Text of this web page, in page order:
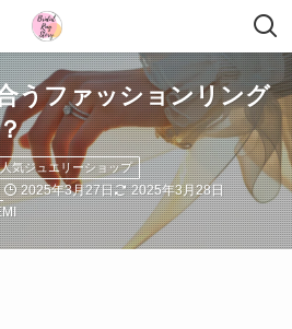
うファッションリング
気ジュエリーショップ
2025年3月27日
2025年3月28日